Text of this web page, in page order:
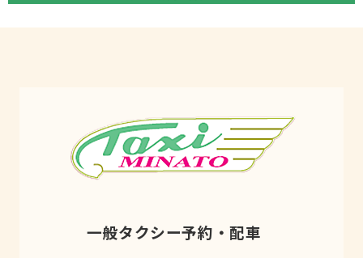
一般タクシー予約・配車